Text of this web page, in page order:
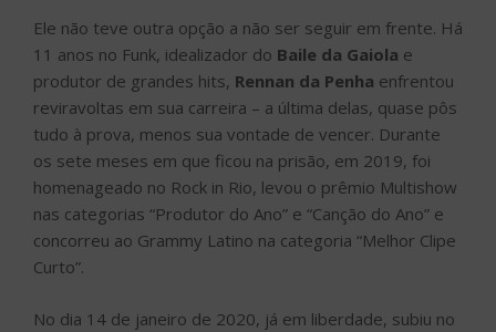
Ele não teve outra opção a não ser seguir em frente. Há
11 anos no Funk, idealizador do Baile da Gaiola e
produtor de grandes hits, Rennan da Penha enfrentou
reviravoltas em sua carreira – a última delas, quase pôs
tudo à prova, menos sua vontade de vencer. Durante
os sete meses em que ficou na prisão, em 2019, foi
homenageado no Rock in Rio, levou o prêmio Multishow
nas categorias “Produtor do Ano” e “Canção do Ano” e
concorreu ao Grammy Latino na categoria “Melhor Clipe
Curto”.
No dia 14 de janeiro de 2020, já em liberdade, subiu no